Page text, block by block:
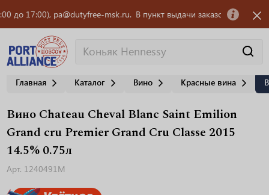
17:00), pa@dutyfree-msk.ru. В пункт выдачи заказов OZON
Главная Каталог Вино Красные вина
Вино Chateau Cheval Blanc Saint Emilion
Grand cru Premier Grand Cru Classe 2015
14.5% 0.75л
Арт. 1240491M